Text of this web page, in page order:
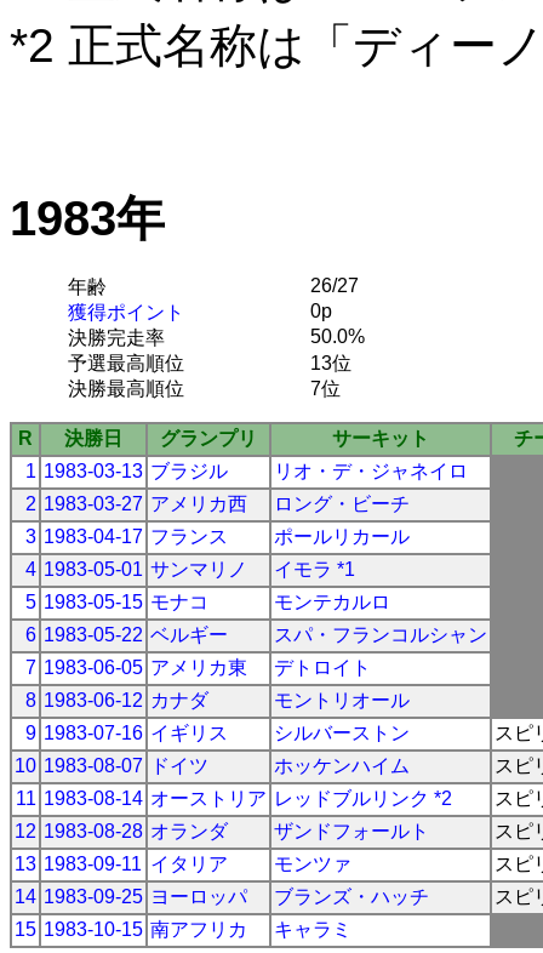
*2 正式名称は「ディー
1983年
年齢
26/27
獲得ポイント
0p
決勝完走率
50.0%
予選最高順位
13位
決勝最高順位
7位
R 決勝日 グランプリ サーキット
チ
1 1983-03-13 ブラジル
リオ・デ・ジャネイロ
2 1983-03-27 アメリカ西
ロング・ビーチ
3 1983-04-17 フランス
ポールリカール
4 1983-05-01 サンマリノ
イモラ *1
5 1983-05-15 モナコ
モンテカルロ
6 1983-05-22 ベルギー
スパ・フランコルシャン
7 1983-06-05 アメリカ東
デトロイト
8 1983-06-12 カナダ
モントリオール
9 1983-07-16 イギリス シルバーストン
スピ
10 1983-08-07 ドイツ ホッケンハイム
スピ
11 1983-08-14 オーストリア レッドブルリンク *2
スピ
12 1983-08-28 オランダ ザンドフォールト
スピ
13 1983-09-11 イタリア モンツァ
スピ
14 1983-09-25 ヨーロッパ ブランズ・ハッチ
スピ
15 1983-10-15 南アフリカ キャラミ